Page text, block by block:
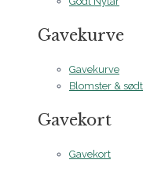
Gavekurve
Gavekurve
Blomster & sødt
Gavekort
Gavekort